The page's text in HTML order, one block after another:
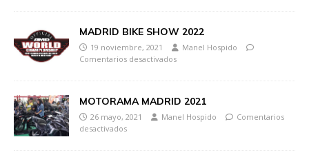
MADRID BIKE SHOW 2022
19 noviembre, 2021
Manel Hospido
Comentarios desactivados
MOTORAMA MADRID 2021
26 mayo, 2021 Manel Hospido
Comentarios
desactivados